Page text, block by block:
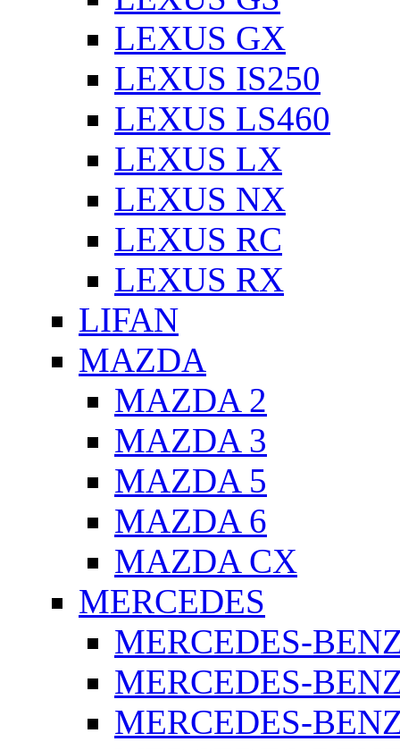
LEXUS GX
LEXUS IS250
LEXUS LS460
LEXUS LX
LEXUS NX
LEXUS RC
LEXUS RX
LIFAN
MAZDA
MAZDA 2
MAZDA 3
MAZDA 5
MAZDA 6
MAZDA CX
MERCEDES
MERCEDES-
MERCEDES-
MERCEDES-